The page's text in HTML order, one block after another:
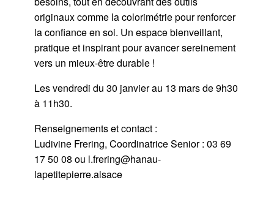
originaux comme la colorimétrie pour renforcer
la confiance en soi. Un espace bienveillant,
pratique et inspirant pour avancer sereinement
vers un mieux-être durable !
Les vendredi du 30 janvier au 13 mars de 9h30
à 11h30.
Renseignements et contact :
Ludivine Frering, Coordinatrice Senior : 03 69
17 50 08 ou l.frering@hanau-
lapetitepierre.alsace